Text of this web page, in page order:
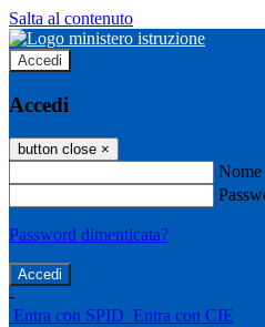
Salta al contenuto
Accedi
Accedi
button close ×
Nome
Password dimenticata?
-
Entra con SPID Entra con CIE